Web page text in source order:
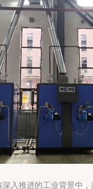
入推进的工业背景中